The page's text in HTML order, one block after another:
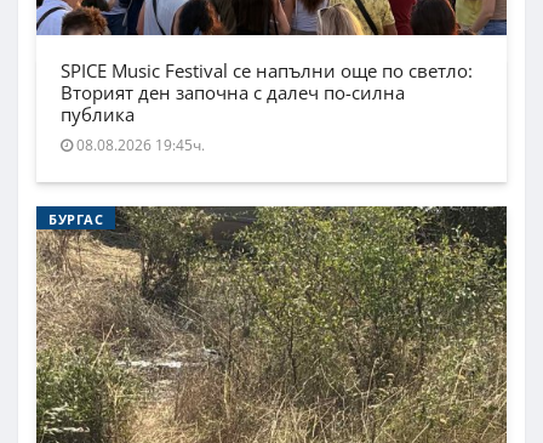
SPICE Music Festival се напълни още по светло:
Вторият ден започна с далеч по-силна
публика
08.08.2026 19:45ч.
БУРГАС